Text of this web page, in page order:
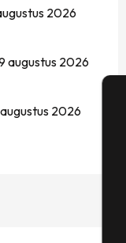
2026
augustus 2026
2026